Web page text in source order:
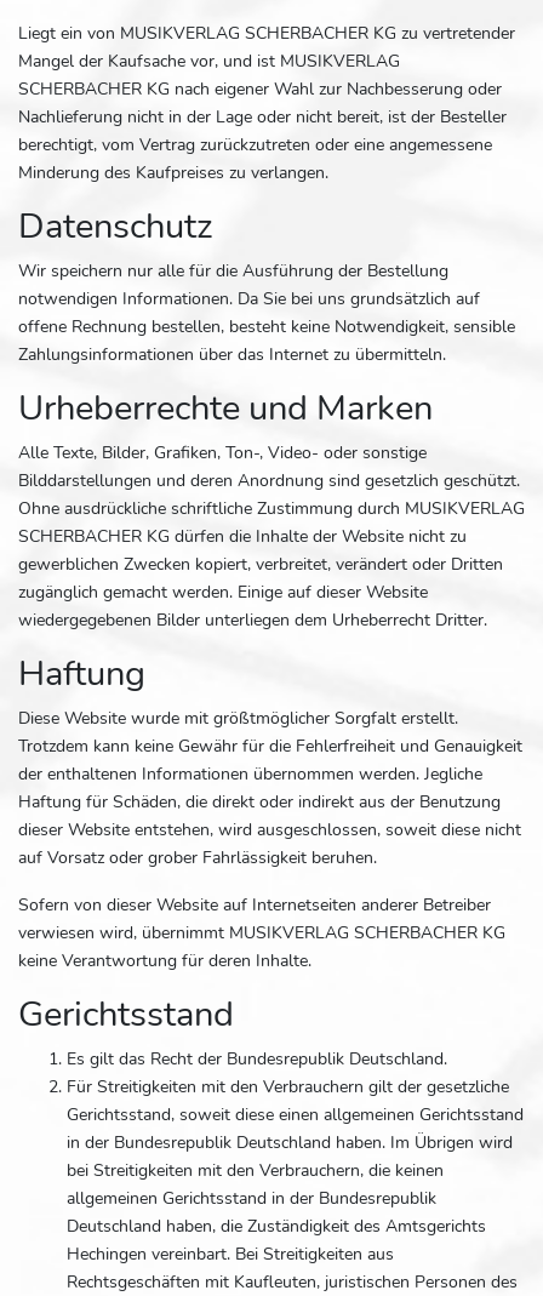
Liegt ein von MUSIKVERLAG SCHERBACHER KG zu vertretender
Mangel der Kaufsache vor, und ist MUSIKVERLAG
SCHERBACHER KG nach eigener Wahl zur Nachbesserung oder
Nachlieferung nicht in der Lage oder nicht bereit, ist der Besteller
berechtigt, vom Vertrag zurückzutreten oder eine angemessene
Minderung des Kaufpreises zu verlangen.
Datenschutz
Wir speichern nur alle für die Ausführung der Bestellung
notwendigen Informationen. Da Sie bei uns grundsätzlich auf
offene Rechnung bestellen, besteht keine Notwendigkeit, sensible
Zahlungsinformationen über das Internet zu übermitteln.
Urheberrechte und Marken
Alle Texte, Bilder, Grafiken, Ton-, Video- oder sonstige
Bilddarstellungen und deren Anordnung sind gesetzlich geschützt.
Ohne ausdrückliche schriftliche Zustimmung durch MUSIKVERLAG
SCHERBACHER KG dürfen die Inhalte der Website nicht zu
gewerblichen Zwecken kopiert, verbreitet, verändert oder Dritten
zugänglich gemacht werden. Einige auf dieser Website
wiedergegebenen Bilder unterliegen dem Urheberrecht Dritter.
Haftung
Diese Website wurde mit größtmöglicher Sorgfalt erstellt.
Trotzdem kann keine Gewähr für die Fehlerfreiheit und Genauigkeit
der enthaltenen Informationen übernommen werden. Jegliche
Haftung für Schäden, die direkt oder indirekt aus der Benutzung
dieser Website entstehen, wird ausgeschlossen, soweit diese nicht
auf Vorsatz oder grober Fahrlässigkeit beruhen.
Sofern von dieser Website auf Internetseiten anderer Betreiber
verwiesen wird, übernimmt MUSIKVERLAG SCHERBACHER KG
keine Verantwortung für deren Inhalte.
Gerichtsstand
Es gilt das Recht der Bundesrepublik Deutschland.
Für Streitigkeiten mit den Verbrauchern gilt der gesetzliche
Gerichtsstand, soweit diese einen allgemeinen Gerichtsstand
in der Bundesrepublik Deutschland haben. Im Übrigen wird
bei Streitigkeiten mit den Verbrauchern, die keinen
allgemeinen Gerichtsstand in der Bundesrepublik
Deutschland haben, die Zuständigkeit des Amtsgerichts
Hechingen vereinbart. Bei Streitigkeiten aus
Rechtsgeschäften mit Kaufleuten, juristischen Personen des